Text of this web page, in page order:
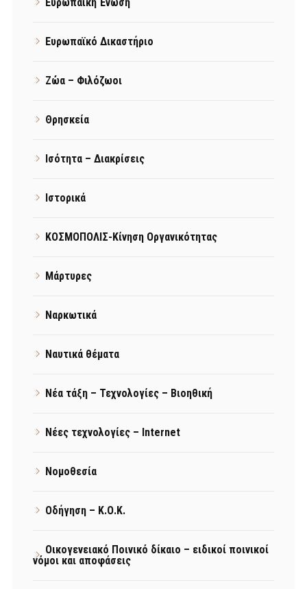
Ευρωπαϊκό Δικαστήριο
Ζώα – Φιλόζωοι
Θρησκεία
Ισότητα – Διακρίσεις
Ιστορικά
ΚΟΣΜΟΠΟΛΙΣ-Κίνηση Οργανικότητας
Μάρτυρες
Ναρκωτικά
Ναυτικά θέματα
Νέα τάξη – Τεχνολογίες – Βιοηθική
Νέες τεχνολογίες – Internet
Νομοθεσία
Οδήγηση – Κ.Ο.Κ.
Οικογενειακό Ποινικό δίκαιο – ειδικοί ποινικοί
νόμοι και αποφάσεις